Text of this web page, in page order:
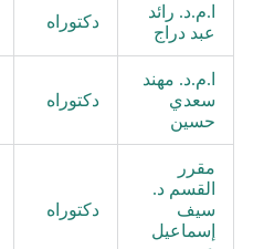
ا.م.د. رائد
عبد دراج
دكتوراه
ا.م.د. مهند
سعدي
حسين
دكتوراه
مقرر
القسم د.
سيف
إسماعيل
دكتوراه